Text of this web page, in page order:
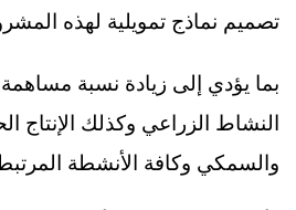
تصميم نماذج تمويلية لهذه
بما يؤدي إلى زيادة نسبة
النشاط الزراعي وكذلك الإنتاج
والسمكي وكافة الأنشطة